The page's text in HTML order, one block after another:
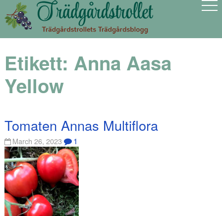
Etikett: Anna Aasa
Yellow
Tomaten Annas Multiflora
March 26, 2023 1